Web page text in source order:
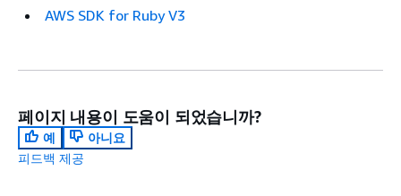
AWS SDK for Ruby V3
페이지 내용이 도움이 되었습니까?
예
아니요
피드백 제공